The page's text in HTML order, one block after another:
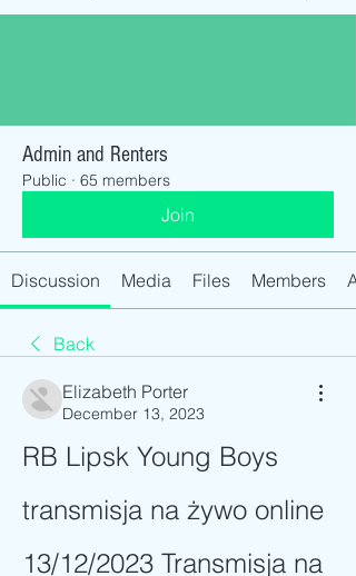
Admin and Renters
Public · 65 members
Join
Discussion Media Files Members
Back
Elizabeth Porter
December 13, 2023
RB Lipsk Young Boys
transmisja na żywo online
13/12/2023 Transmisja na